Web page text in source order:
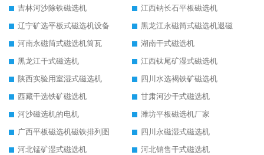
吉林河沙除铁磁选机
江西钠长石平板磁选机
辽宁矿选平板式磁选机设备
黑龙江永磁筒式磁选机退磁
河南永磁筒式磁选机筒瓦
湖南干式磁选机
黑龙江干式磁选机
江西钛尾矿湿式磁选机
陕西实验用室湿式磁选机
四川水选褐铁矿磁选机
西藏干选铁矿磁选机
甘肃河沙干式磁选机
河沙磁选机的电机
潍坊平板磁选机厂家
广西平板磁选机磁铁排列图
四川永磁湿式磁选机
河北锰矿湿式磁选机
河北销售干式磁选机